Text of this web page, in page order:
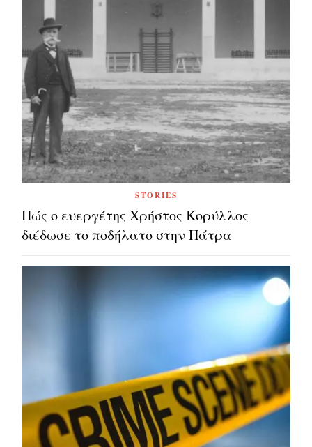
STORIES
Πώς ο ευεργέτης Χρήστος Κορύλλος
διέδωσε το ποδήλατο στην Πάτρα